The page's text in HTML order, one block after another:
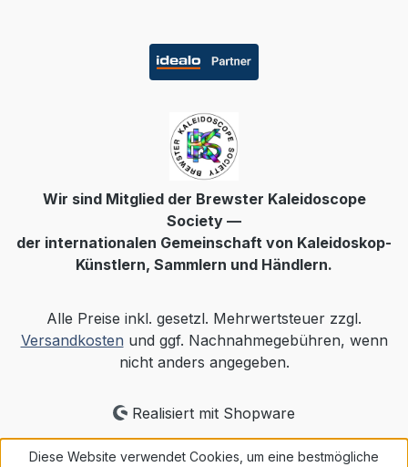
Wir sind Mitglied der Brewster Kaleidoscope
Society —
der internationalen Gemeinschaft von Kaleidoskop-
Künstlern, Sammlern und Händlern.
Alle Preise inkl. gesetzl. Mehrwertsteuer zzgl.
Versandkosten und ggf. Nachnahmegebühren, wenn
nicht anders angegeben.
Realisiert mit Shopware
Diese Website verwendet Cookies, um eine bestmögliche